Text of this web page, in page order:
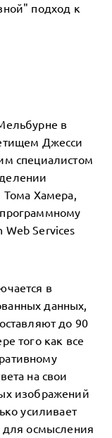
подход к
в
Джесси
специалистом
Тома Хамера,
Services
в
данных,
до 90
того как все
на свои
изображений
усиливает
для осмысления